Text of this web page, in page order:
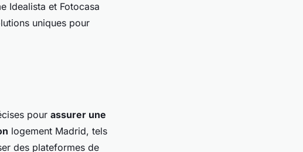
Idealista et Fotocasa
uniques pour
pour assurer une
logement Madrid, tels
des plateformes de